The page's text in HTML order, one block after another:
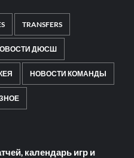
TRANSFERS
ДЮСШ
НОВОСТИ КОМАНДЫ
календарь игр и